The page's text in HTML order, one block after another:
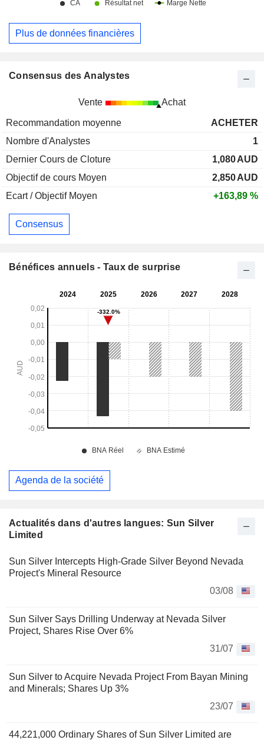
Actualités dans d'autres langues: Sun Silver
Limited
Sun Silver Intercepts High-Grade Silver Beyond Nevada
Project's Mineral Resource
03/08
Sun Silver Says Drilling Underway at Nevada Silver
Project, Shares Rise Over 6%
31/07
Sun Silver to Acquire Nevada Project From Bayan Mining
and Minerals; Shares Up 3%
23/07
44,221,000 Ordinary Shares of Sun Silver Limited are
Plus de données financières
Consensus des Analystes
Vente Achat
Recommandation moyenne
ACHETER
Nombre d'Analystes
1
Dernier Cours de Cloture
1,080AUD
Objectif de cours Moyen
2,850AUD
Ecart / Objectif Moyen
+163,89 %
Consensus
Bénéfices annuels - Taux de surprise
Agenda de la société